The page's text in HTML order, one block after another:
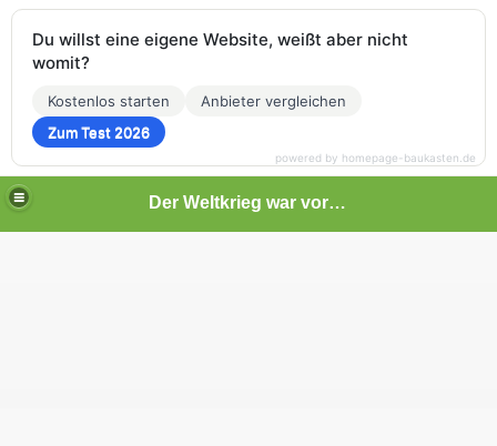
Der Weltkrieg war vor deiner Tür
Du willst eine eigene Website, weißt aber nicht
womit?
Kostenlos starten
Anbieter vergleichen
Zum Test 2026
powered by homepage-baukasten.de